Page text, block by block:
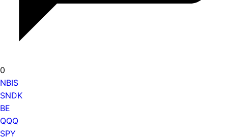
0
NBIS
SNDK
BE
QQQ
SPY